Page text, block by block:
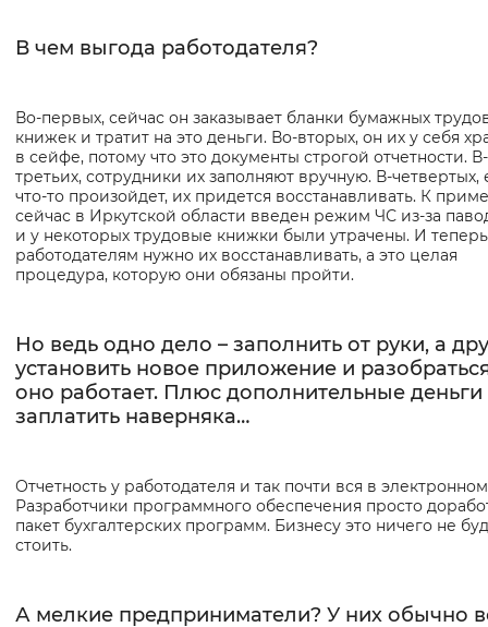
В чем выгода работодателя?
Во-первых, сейчас он заказывает бланки бумажных
книжек и тратит на это деньги. Во-вторых, он их у себя
в сейфе, потому что это документы строгой отчетности. В-
третьих, сотрудники их заполняют вручную. В-четвертых,
что-то произойдет, их придется восстанавливать. К
сейчас в Иркутской области введен режим ЧС из-за
и у некоторых трудовые книжки были утрачены. И теперь
работодателям нужно их восстанавливать, а это целая
процедура, которую они обязаны пройти.
Но ведь одно дело – заполнить от руки, а
установить новое приложение и
оно работает. Плюс дополнительные деньги
заплатить наверняка…
Отчетность у работодателя и так почти вся в
Разработчики программного обеспечения просто
пакет бухгалтерских программ. Бизнесу это ничего не
стоить.
А мелкие предприниматели? У них обычно